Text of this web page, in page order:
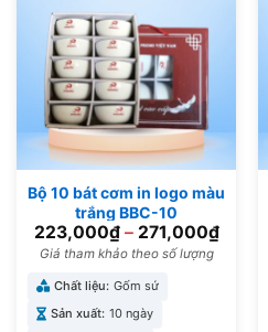
Bộ 10 bát cơm in logo màu
trắng BBC-10
223,000₫– 271,000₫
Giá tham khảo theo số lượng
Chất liệu: Gốm sứ
Sản xuất: 10 ngày